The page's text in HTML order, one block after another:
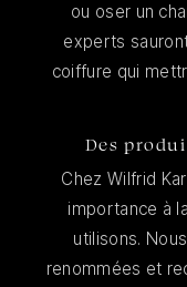
ou oser un
experts
coiffure qui
Des
Chez Wilfrid
importance à
utilisons.
renommées et